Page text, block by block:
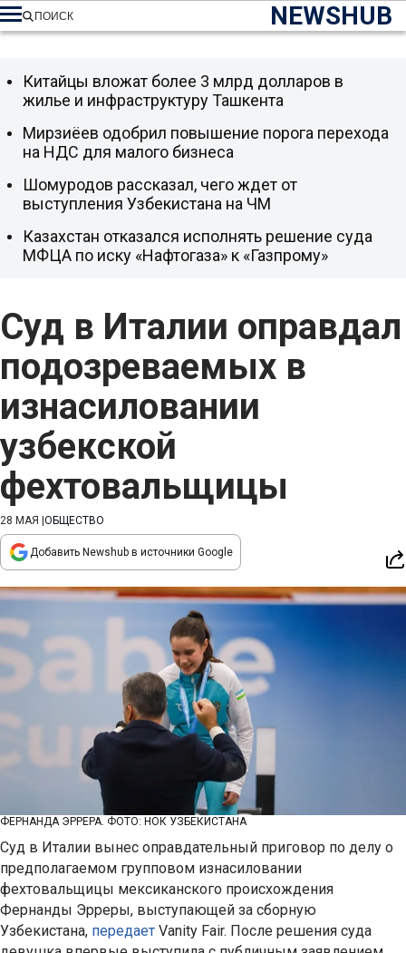
NEWSHUB
ПОИСК
Суд в Италии оправдал
подозреваемых в
изнасиловании
узбекской
фехтовальщицы
28 МАЯ ОБЩЕСТВО
Добавить Newshub в источники Google
ФЕРНАНДА ЭРРЕРА. ФОТО: НОК УЗБЕКИСТАНА
Суд в Италии вынес оправдательный приговор по делу о
предполагаемом групповом изнасиловании
фехтовальщицы мексиканского происхождения
Фернанды Эрреры, выступающей за сборную
Узбекистана, передает Vanity Fair. После решения суда
Китайцы вложат более 3 млрд долларов в
жилье и инфраструктуру Ташкента
Мирзиёев одобрил повышение порога перехода
на НДС для малого бизнеса
Шомуродов рассказал, чего ждет от
выступления Узбекистана на ЧМ
Казахстан отказался исполнять решение суда
МФЦА по иску «Нафтогаза» к «Газпрому»